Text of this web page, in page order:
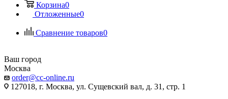
Корзина0
Отложенные0
Сравнение товаров0
Ваш город
Москва
order@cc-online.ru
127018, г. Москва, ул. Сущевский вал, д. 31, стр. 1